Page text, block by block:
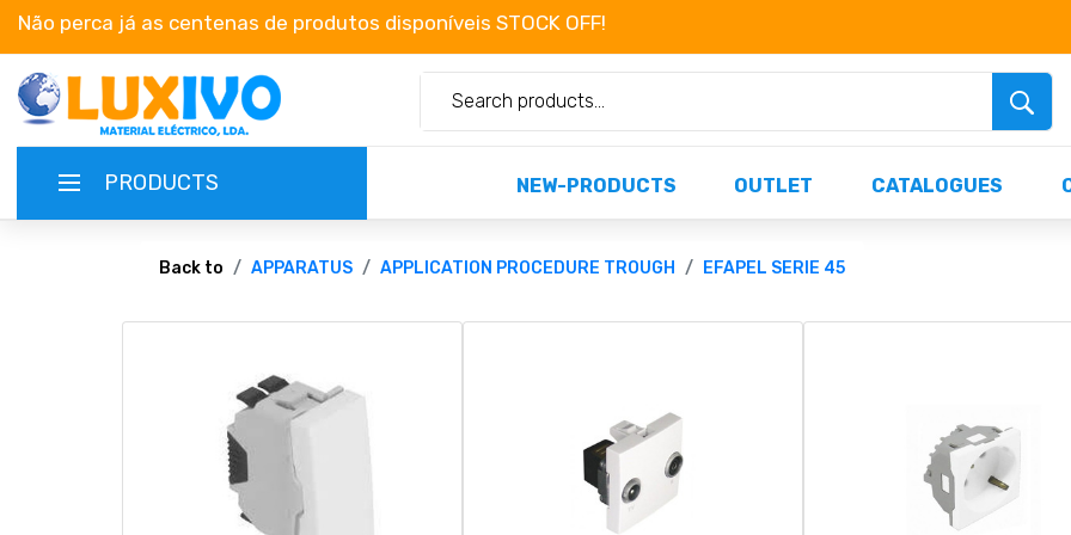
Não perca já as centenas de produtos disponíveis STOCK OFF! Não perca já as centenas de produtos
PRODUCTS NEW-PRODUCTS OUTLET CATALOGUES
NEW-PRODUCTS
TERMS OF SERVICE
Back to APPARATUS APPLICATION PROCEDURE TROUGH EFAPEL SERIE 45